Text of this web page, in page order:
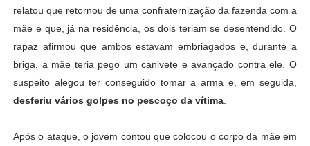
relatou que retornou de uma confraternização da fazenda com a
mãe e que, já na residência, os dois teriam se desentendido. O
rapaz afirmou que ambos estavam embriagados e, durante a
briga, a mãe teria pego um canivete e avançado contra ele. O
suspeito alegou ter conseguido tomar a arma e, em seguida,
desferiu vários golpes no pescoço da vítima.
Após o ataque, o jovem contou que colocou o corpo da mãe em